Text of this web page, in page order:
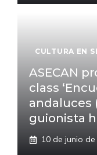
CULTURA EN
ASECAN
class
andaluces
guionista
10 de junio